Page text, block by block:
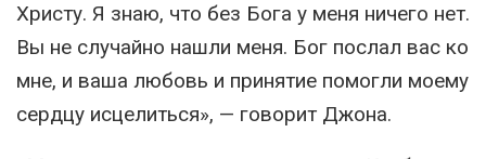
Христу. Я знаю, что без Бога у меня ничего нет.
Вы не случайно нашли меня. Бог послал вас ко
мне, и ваша любовь и принятие помогли моему
сердцу исцелиться», — говорит Джона.